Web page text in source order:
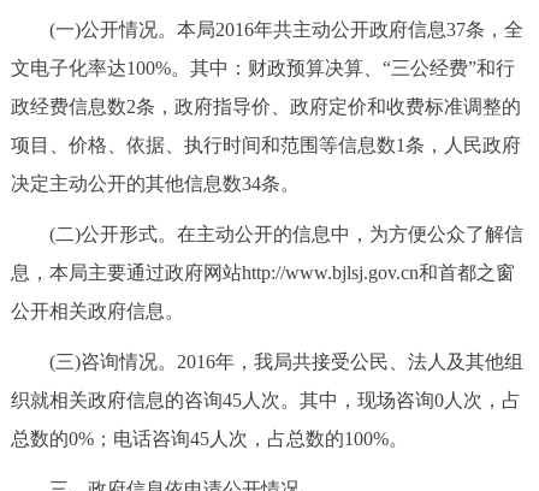
(一)公开情况。本局2016年共主动公开政府信息37条，全
文电子化率达100%。其中：财政预算决算、“三公经费”和行
政经费信息数2条，政府指导价、政府定价和收费标准调整的
项目、价格、依据、执行时间和范围等信息数1条，人民政府
决定主动公开的其他信息数34条。
(二)公开形式。在主动公开的信息中，为方便公众了解信
息，本局主要通过政府网站http://www.bjlsj.gov.cn和首都之窗
公开相关政府信息。
(三)咨询情况。2016年，我局共接受公民、法人及其他组
织就相关政府信息的咨询45人次。其中，现场咨询0人次，占
总数的0%；电话咨询45人次，占总数的100%。